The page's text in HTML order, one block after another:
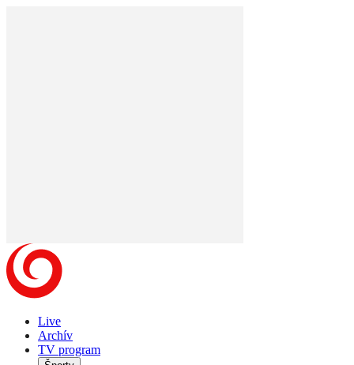
Live
Archív
TV program